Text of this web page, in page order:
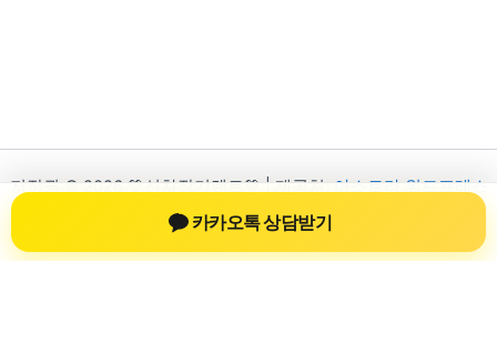
저작권 © 2026 💚신차장기렌트💚 | 제공처:
아스트라 워드프레스
테마
카카오톡 상담받기